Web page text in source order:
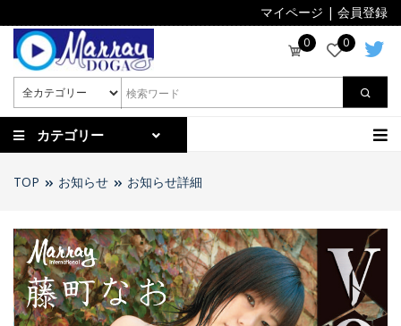
マイページ | 会員登録
0 0
カテゴリー
TOP お知らせ お知らせ詳細